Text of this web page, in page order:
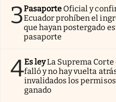
3Pasaporte Oficial y
Ecuador prohíben el
que hayan postergado
pasaporte
4Es leyLa Suprema Corte
falló y no hay vuelta
invalidados los
ganado